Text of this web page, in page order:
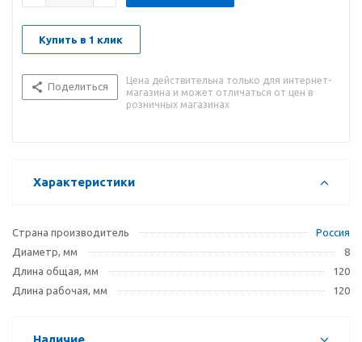
Купить в 1 клик
Поделиться
Цена действительна только для интернет-
магазина и может отличаться от цен в
розничных магазинах
Характеристики
Страна производитель
Россия
Диаметр, мм
8
Длина общая, мм
120
Длина рабочая, мм
120